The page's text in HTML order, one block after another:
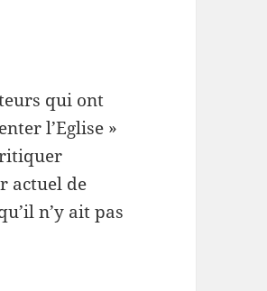
qui ont
l’Eglise »
actuel de
n’y ait pas